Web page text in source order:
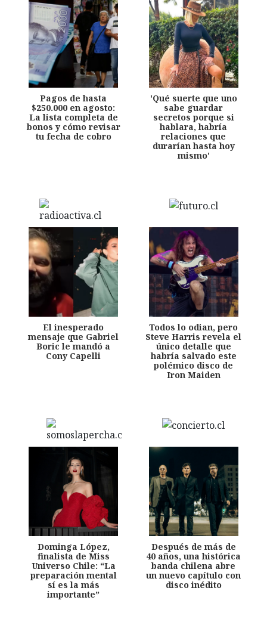
Pagos de hasta
$250.000 en agosto:
La lista completa de
bonos y cómo revisar
tu fecha de cobro
'Qué suerte que uno
sabe guardar
secretos porque si
hablara, habría
relaciones que
durarían hasta hoy
mismo'
El inesperado
mensaje que Gabriel
Boric le mandó a
Cony Capelli
Todos lo odian, pero
Steve Harris revela el
único detalle que
habría salvado este
polémico disco de
Iron Maiden
Dominga López,
finalista de Miss
Universo Chile: “La
preparación mental
sí es la más
importante”
Después de más de
40 años, una histórica
banda chilena abre
un nuevo capítulo con
disco inédito